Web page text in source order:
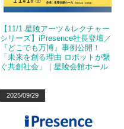
【11/1 星陵アーツ＆レクチャー
シリーズ】iPresence社長登壇／
『どこでも万博』事例公開！
「未来を創る理由 ロボットが繋
ぐ共創社会」｜星陵会館ホール
2025/09/29